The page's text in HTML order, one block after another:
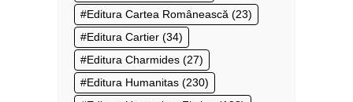
Editura Cartea Românească (23)
Editura Cartier (34)
Editura Charmides (27)
Editura Humanitas (230)